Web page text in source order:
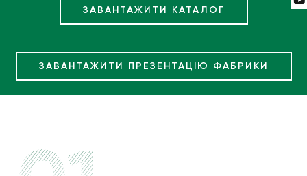
ЗАВАНТАЖИТИ КАТАЛОГ
ЗАВАНТАЖИТИ ПРЕЗЕНТАЦІЮ ФАБРИКИ